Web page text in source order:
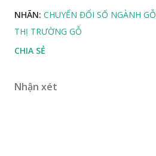
NHÃN: CHUYỂN ĐỔI SỐ NGÀNH GỖ
THỊ TRƯỜNG GỖ
CHIA SẺ
Nhận xét